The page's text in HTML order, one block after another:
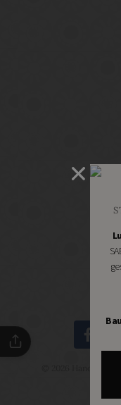
© 2026 Handmade